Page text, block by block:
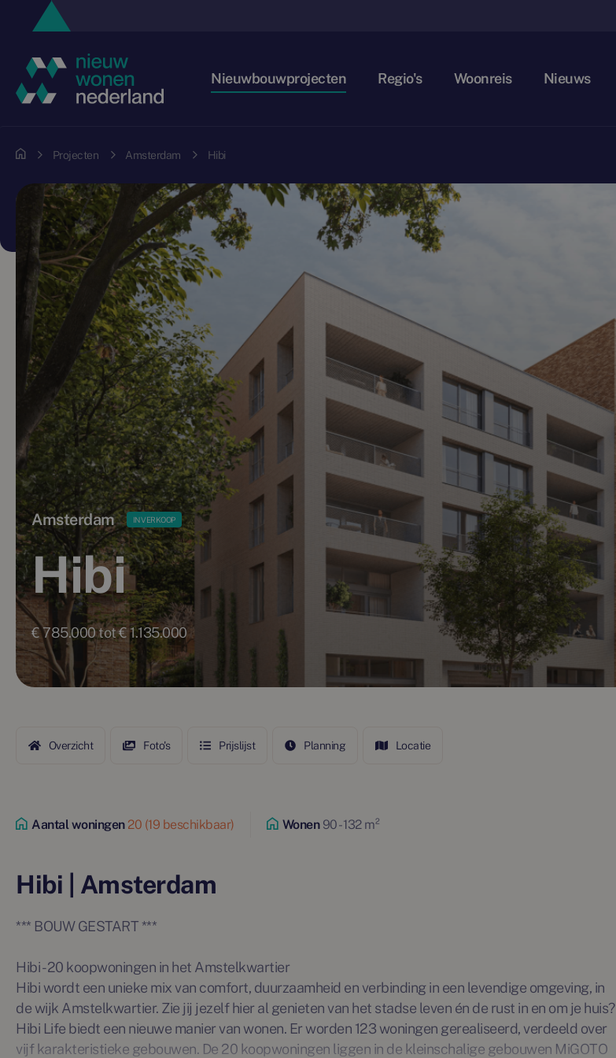
Nieuwbouwprojecten Regio's Woonreis Nieuws
Projecten Amsterdam Hibi
Amsterdam IN VERKOOP
Hibi
€ 785.000 tot € 1.135.000
Overzicht Foto's Prijslijst Planning Locatie
Aantal woningen20 (19 beschikbaar) Wonen90 - 132 m²
Hibi | Amsterdam
*** BOUW GESTART ***
Hibi - 20 koopwoningen in het Amstelkwartier
Hibi wordt een unieke mix van comfort, duurzaamheid en verbinding in een levendige omgeving, in
de wijk Amstelkwartier. Zie jij jezelf hier al genieten van het stadse leven én de rust in en om je huis?
Hibi Life biedt een nieuwe manier van wonen. Er worden 123 woningen gerealiseerd, verdeeld over
vijf karakteristieke gebouwen. De 20 koopwoningen liggen in de kleinschalige gebouwen MiGOTO